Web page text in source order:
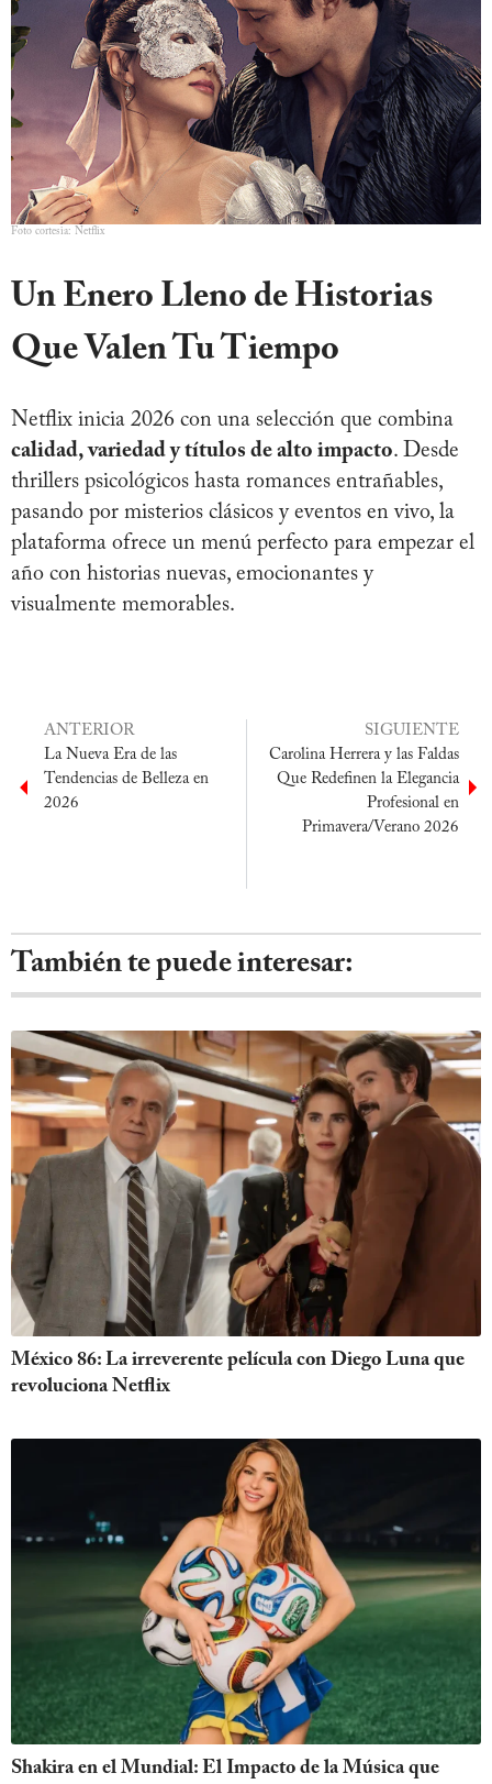
Foto cortesia: Netflix
Un Enero Lleno de Historias
Que Valen Tu Tiempo
Netflix inicia 2026 con una selección que combina
calidad, variedad y títulos de alto impacto. Desde
thrillers psicológicos hasta romances entrañables,
pasando por misterios clásicos y eventos en vivo, la
plataforma ofrece un menú perfecto para empezar el
año con historias nuevas, emocionantes y
visualmente memorables.
ANTERIOR
La Nueva Era de las
Tendencias de Belleza en
2026
SIGUIENTE
Carolina Herrera y las Faldas
Que Redefinen la Elegancia
Profesional en
Primavera/Verano 2026
También te puede interesar:
México 86: La irreverente película con Diego Luna que
revoluciona Netflix
Shakira en el Mundial: El Impacto de la Música que